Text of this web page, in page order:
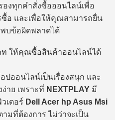
งทุกคำสั่งซื้อออนไลน์เพื่อ
อ และเพื่อให้คุณสามารถยื่น
บข้อผิดพลาดได้
ให้คุณซื้อสินค้าออนไลน์ได้
ออนไลน์เป็นเรื่องสนุก และ
าย เพราะที่ NEXTPLAY มี
เตอร์ Dell Acer hp Asus Msi
มที่ต้องการ ไม่ว่าจะเป็น